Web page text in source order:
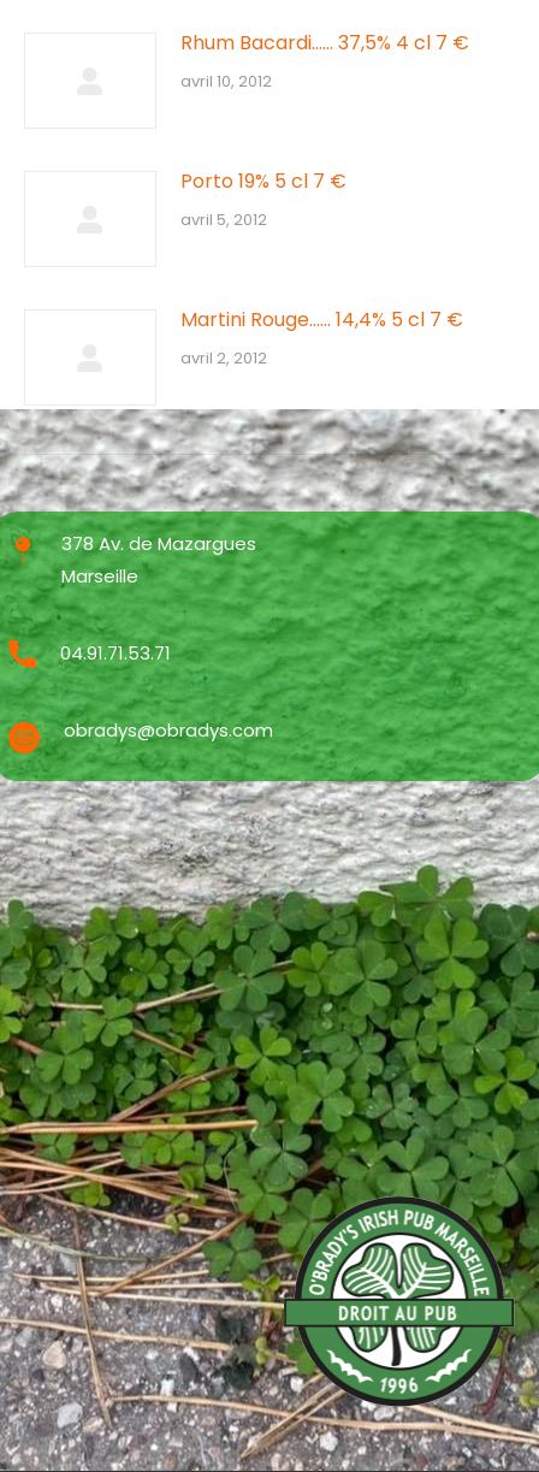
Rhum Bacardi…… 37,5% 4 cl 7 €
avril 10, 2012
Porto 19% 5 cl 7 €
avril 5, 2012
Martini Rouge…… 14,4% 5 cl 7 €
avril 2, 2012
378 Av. de Mazargues
Marseille
04.91.71.53.71
obradys@obradys.com